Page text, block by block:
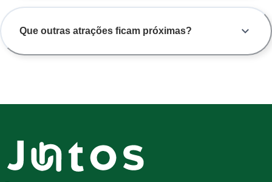
Que outras atrações ficam próximas?